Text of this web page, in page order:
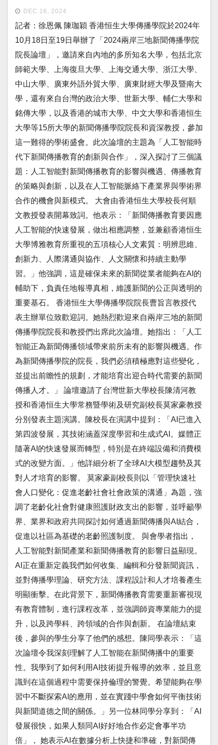
DEC 16, 2024
記者：徐恩佩 陳珈穎 香港恒生大學傳播學院於2024年
10月18日至19日舉辦了「2024兩岸三地新聞傳播學院
院長論壇」，邀請來自內地的多所知名大學，包括北京
師範大學、上海復旦大學、上海交通大學、浙江大學、
中山大學、廣東外語外貿大學、廣東財經大學及暨南大
學，還有來自台灣的政治大學、世新大學、輔仁大學和
銘傳大學，以及香港的城市大學、中文大學和香港恒生
大學等15所大學的新聞傳播學院院長和資深教授，參加
這一難得的學術盛會。此次論壇的主題為「人工智能時
代下新聞傳播教育的創新與合作」，深入探討了三個議
題：人工智能對新聞傳播教育的影響與機遇、傳播教育
的策略與創新，以及在人工智能脈絡下產業界與學術界
合作的機會與新模式。 大會由香港恒生大學校長何順
文教授發表開幕致詞。他表示：「新聞傳播教育要因應
人工智能的快速發展，做出相應調整，並兼顧香港恒生
大學博雅教育所重視的五項核心人文素質：明辨思維、
創新力、人際溝通與協作、人文關懷和持續主動學
習。」他強調，這是確保未來的新聞從業者能夠在AI的
輔助下，負責任地報導真相，維護新聞的公正與透明的
重要基石。 香港恒生大學傳播學院院長曹旨言教授代
表主辦單位致歡迎詞。她熱烈歡迎來自兩岸三地的新聞
傳播學院院長和教授們出席此次論壇。她指出：「人工
智能正為新聞傳播領域帶來前所未有的影響與機遇。作
為新聞傳播學院的院長，我們必須積極應對這些變化，
並提出前瞻性的規劃，才能培育出迎合時代需要的新聞
傳播人才。」 論壇邀請了台灣世新大學校長陳清河教
授和香港恒生大學常務暨學術及研究副校長莫家豪教授
分別發表主題演講。陳校長在演講中提到：「AI已進入
第四波發展，其技術涵蓋深度學習和生成式AI。媒體正
隨著AI的快速發展而轉型，特別是在終端設備和消費模
式的改變方面。」他詳細分析了全球AI大模型趨勢及其
對人才培育的影響。 莫家豪副校長則以「管理快速社
會人口變化：促進老齡社會社會政策的溝通」為題，強
調了老齡化社會對健康照護財政支出的影響，並呼籲學
界、業界和政府共同探討如何通過新聞傳播與AI結合，
促進以社區為基礎的老齡照護制度。 與會學者指出，
人工智能對新聞產業和新聞傳播教育的影響日益顯現。
AI正在重新定義我們如何收集、編輯和分發新聞資訊，
並對傳播學理論、研究方法、課程設計和人才培養產生
明顯衝擊。在此背景下，新聞傳播教育需要重新審視現
有教育體制，進行課程改革，並強調師資專業能力的提
升，以及跨學科、跨領域的合作與創新。 在論壇結束
後，參與的學生分享了他們的感想。陳同學表示：「這
次論壇令我深刻理解了人工智能在新聞傳播中的重要
性。我學到了如何利用AI技術提升報導的效率，並且意
識到在這個過程中需要保持倫理的警覺。希望能夠在學
習中不斷探索AI的應用，並在實踐中學會如何平衡技術
與新聞道德之間的關係。」另一位林同學分享到：「AI
發展很快，如果人類同AI好好地合作必定會事半功
倍」， 她表示AI在數據分析上快捷和準確，對新聞傳